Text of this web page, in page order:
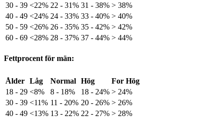
30 - 39 <22% 22 - 31% 31 - 38% > 38%
40 - 49 <24% 24 - 33% 33 - 40% > 40%
50 - 59 <26% 26 - 35% 35 - 42% > 42%
60 - 69 <28% 28 - 37% 37 - 44% > 44%
Fettprocent för män:
Ålder Låg Normal Hög
For Hög
18 - 29 <8% 8 - 18% 18 - 24% > 24%
30 - 39 <11% 11 - 20% 20 - 26% > 26%
40 - 49 <13% 13 - 22% 22 - 27% > 28%